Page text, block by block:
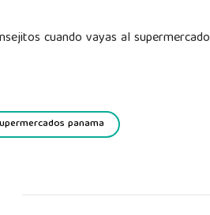
cuando vayas al supermercado
panama